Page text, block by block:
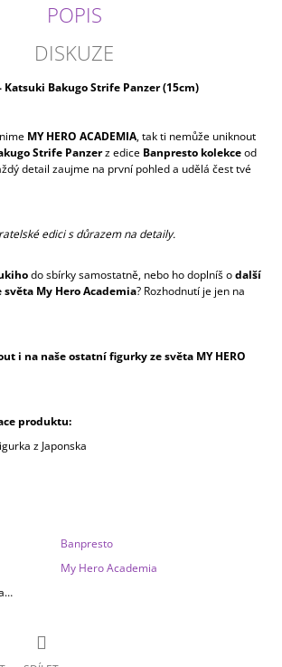
POPIS
DISKUZE
- Katsuki Bakugo Strife Panzer (15cm)
MY HERO ACADEMIA, tak ti nemůže uniknout
Strife Panzerz edice Banpresto kolekceod
detail zaujme na první pohled a udělá čest tvé
edici s důrazem na detaily.
do sbírky samostatně, nebo ho doplníš odalší
My Hero Academia? Rozhodnutí je jen na
i na naše ostatní figurky ze světa MY HERO
produktu:
z Japonska
Banpresto
My Hero Academia